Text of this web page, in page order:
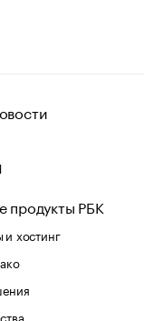
продукты РБК
хостинг